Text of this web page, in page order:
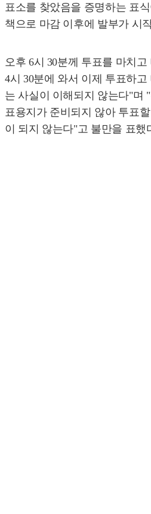
표소를 찾았음을 증명하는 표
책으로 마감 이후에 발부가 시
오후 6시 30분께 투표를 마치
4시 30분에 와서 이제 투표하
는 사실이 이해되지 않는다"며
표용지가 준비되지 않아 투표
이 되지 않는다"고 불만을 표했